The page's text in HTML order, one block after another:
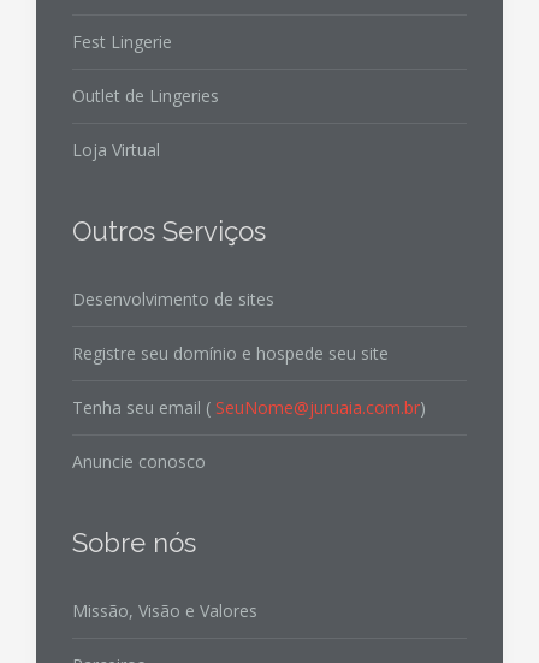
Fest Lingerie
Outlet de Lingeries
Loja Virtual
Outros Serviços
Desenvolvimento de sites
Registre seu domínio e hospede seu site
Tenha seu email ( SeuNome@juruaia.com.br)
Anuncie conosco
Sobre nós
Missão, Visão e Valores